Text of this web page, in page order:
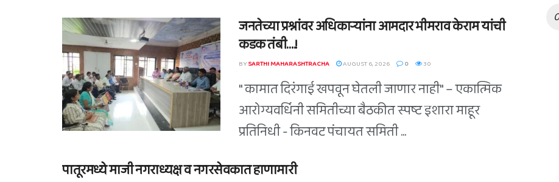
जनतेच्या प्रश्नांवर अधिकाऱ्यांना आमदार भीमराव केराम यांची
कडक तंबी….!
BYSARTHI MAHARASHTRACHA AUGUST 6, 2026 0 30
" कामात दिरंगाई खपवून घेतली जाणार नाही" – एकात्मिक
आरोग्यवर्धिनी समितीच्या बैठकीत स्पष्ट इशारा माहूर
प्रतिनिधी - किनवट पंचायत समिती ...
पातूरमध्ये माजी नगराध्यक्ष व नगरसेवकात हाणामारी